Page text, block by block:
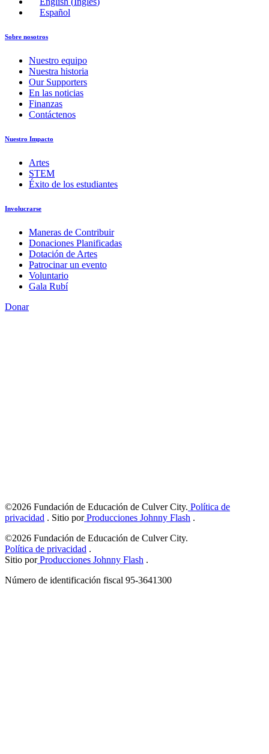
Español
Sobre nosotros
Nuestro equipo
Nuestra historia
Our Supporters
En las noticias
Finanzas
Contáctenos
Nuestro Impacto
Artes
STEM
Éxito de los estudiantes
Involucrarse
Maneras de Contribuir
Donaciones Planificadas
Dotación de Artes
Patrocinar un evento
Voluntario
Gala Rubí
Donar
©2026 Fundación de Educación de Culver City. Política de
privacidad . Sitio porProducciones Johnny Flash .
©2026 Fundación de Educación de Culver City.
Política de privacidad .
Sitio porProducciones Johnny Flash .
Número de identificación fiscal 95-3641300